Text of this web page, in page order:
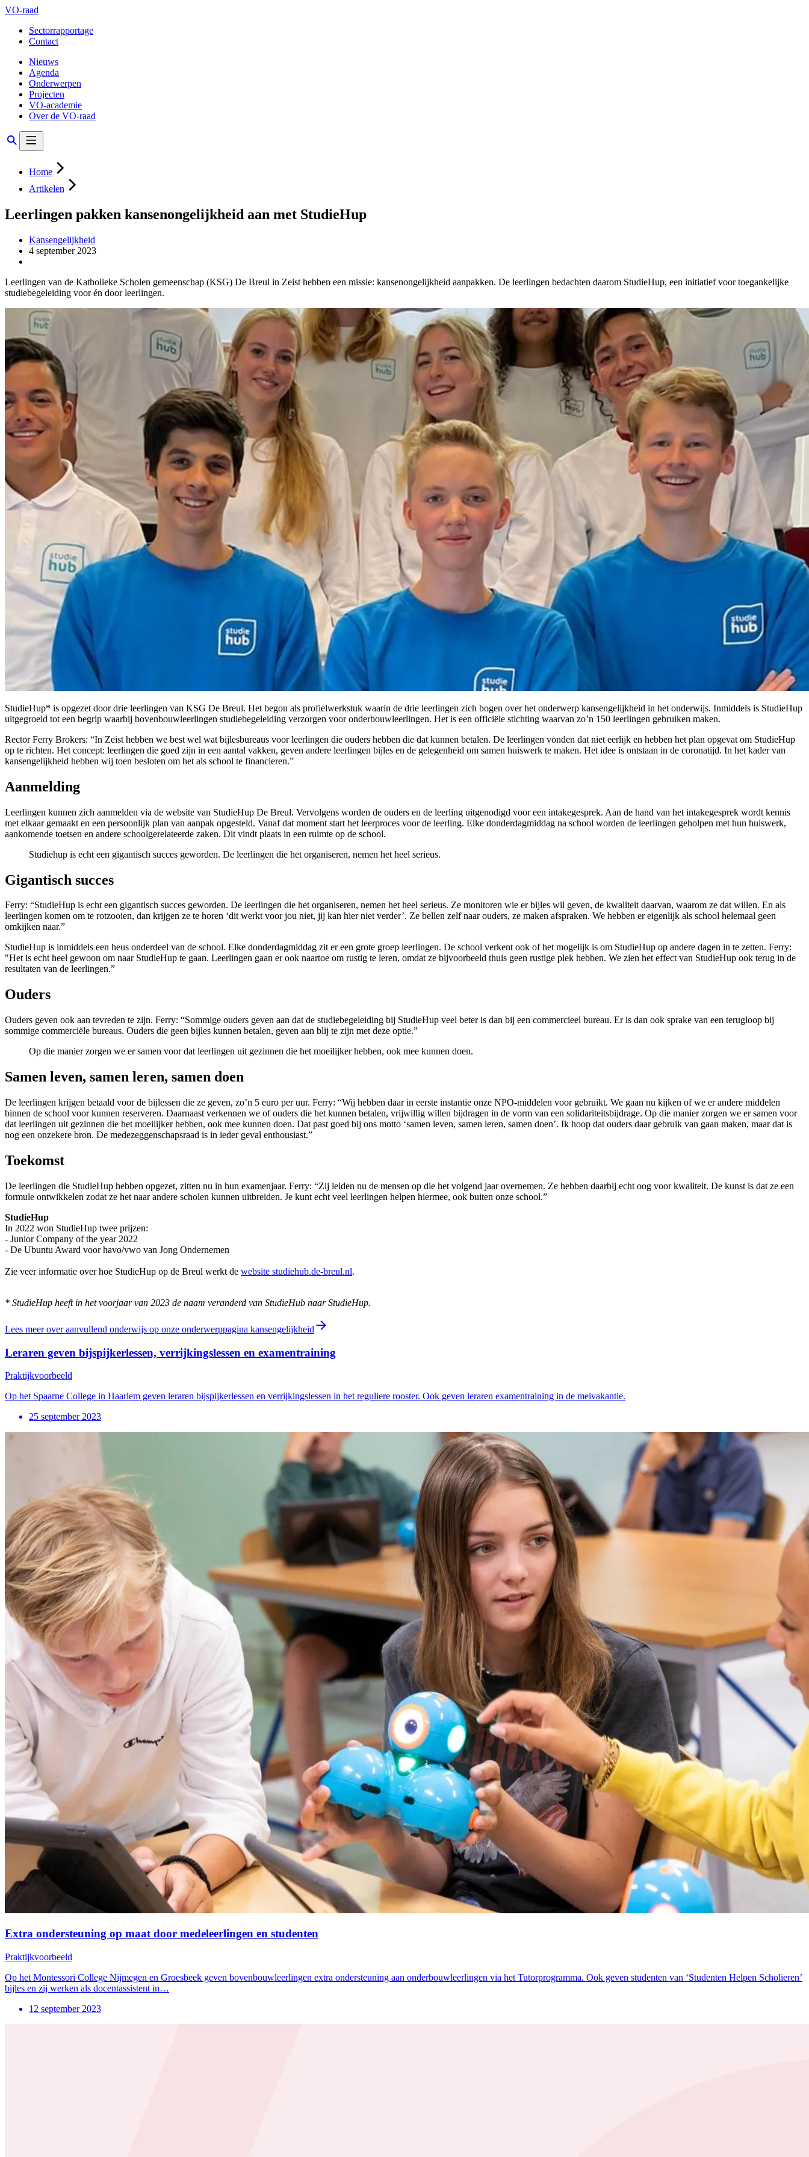
VO-raad
Sectorrapportage
Contact
Nieuws
Agenda
Onderwerpen
Projecten
VO-academie
Over de VO-raad
Home
Artikelen
Leerlingen pakken kansenongelijkheid aan met StudieHup
Kansengelijkheid
4 september 2023
Leerlingen van de Katholieke Scholen gemeenschap (KSG) De Breul in Zeist hebben een missie: kansenongelijkheid aanpakken. De leerlingen bedachten daarom StudieHup, een initiatief voor toegankelijke
studiebegeleiding voor én door leerlingen.
StudieHup* is opgezet door drie leerlingen van KSG De Breul. Het begon als profielwerkstuk waarin de drie leerlingen zich bogen over het onderwerp kansengelijkheid in het onderwijs. Inmiddels is StudieHup
uitgegroeid tot een begrip waarbij bovenbouwleerlingen studiebegeleiding verzorgen voor onderbouwleerlingen. Het is een officiële stichting waarvan zo’n 150 leerlingen gebruiken maken.
Rector Ferry Brokers: “In Zeist hebben we best wel wat bijlesbureaus voor leerlingen die ouders hebben die dat kunnen betalen. De leerlingen vonden dat niet eerlijk en hebben het plan opgevat om StudieHup
op te richten. Het concept: leerlingen die goed zijn in een aantal vakken, geven andere leerlingen bijles en de gelegenheid om samen huiswerk te maken. Het idee is ontstaan in de coronatijd. In het kader van
kansengelijkheid hebben wij toen besloten om het als school te financieren.”
Aanmelding
Leerlingen kunnen zich aanmelden via de website van StudieHup De Breul. Vervolgens worden de ouders en de leerling uitgenodigd voor een intakegesprek. Aan de hand van het intakegesprek wordt kennis
met elkaar gemaakt en een persoonlijk plan van aanpak opgesteld. Vanaf dat moment start het leerproces voor de leerling. Elke donderdagmiddag na school worden de leerlingen geholpen met hun huiswerk,
aankomende toetsen en andere schoolgerelateerde zaken. Dit vindt plaats in een ruimte op de school.
Studiehup is echt een gigantisch succes geworden. De leerlingen die het organiseren, nemen het heel serieus.
Gigantisch succes
Ferry: “StudieHup is echt een gigantisch succes geworden. De leerlingen die het organiseren, nemen het heel serieus. Ze monitoren wie er bijles wil geven, de kwaliteit daarvan, waarom ze dat willen. En als
leerlingen komen om te rotzooien, dan krijgen ze te horen ‘dit werkt voor jou niet, jij kan hier niet verder’. Ze bellen zelf naar ouders, ze maken afspraken. We hebben er eigenlijk als school helemaal geen
omkijken naar.”
StudieHup is inmiddels een heus onderdeel van de school. Elke donderdagmiddag zit er een grote groep leerlingen. De school verkent ook of het mogelijk is om StudieHup op andere dagen in te zetten. Ferry:
"Het is echt heel gewoon om naar StudieHup te gaan. Leerlingen gaan er ook naartoe om rustig te leren, omdat ze bijvoorbeeld thuis geen rustige plek hebben. We zien het effect van StudieHup ook terug in de
resultaten van de leerlingen.”
Ouders
Ouders geven ook aan tevreden te zijn. Ferry: “Sommige ouders geven aan dat de studiebegeleiding bij StudieHup veel beter is dan bij een commercieel bureau. Er is dan ook sprake van een terugloop bij
sommige commerciële bureaus. Ouders die geen bijles kunnen betalen, geven aan blij te zijn met deze optie.”
Op die manier zorgen we er samen voor dat leerlingen uit gezinnen die het moeilijker hebben, ook mee kunnen doen.
Samen leven, samen leren, samen doen
De leerlingen krijgen betaald voor de bijlessen die ze geven, zo’n 5 euro per uur. Ferry: “Wij hebben daar in eerste instantie onze NPO-middelen voor gebruikt. We gaan nu kijken of we er andere middelen
binnen de school voor kunnen reserveren. Daarnaast verkennen we of ouders die het kunnen betalen, vrijwillig willen bijdragen in de vorm van een solidariteitsbijdrage. Op die manier zorgen we er samen voor
dat leerlingen uit gezinnen die het moeilijker hebben, ook mee kunnen doen. Dat past goed bij ons motto ‘samen leven, samen leren, samen doen’. Ik hoop dat ouders daar gebruik van gaan maken, maar dat is
nog een onzekere bron. De medezeggenschapsraad is in ieder geval enthousiast.”
Toekomst
De leerlingen die StudieHup hebben opgezet, zitten nu in hun examenjaar. Ferry: “Zij leiden nu de mensen op die het volgend jaar overnemen. Ze hebben daarbij echt oog voor kwaliteit. De kunst is dat ze een
formule ontwikkelen zodat ze het naar andere scholen kunnen uitbreiden. Je kunt echt veel leerlingen helpen hiermee, ook buiten onze school.”
StudieHup
In 2022 won StudieHup twee prijzen:
- Junior Company of the year 2022
- De Ubuntu Award voor havo/vwo van Jong Ondernemen
Zie veer informatie over hoe StudieHup op de Breul werkt de website studiehub.de-breul.nl.
* StudieHup heeft in het voorjaar van 2023 de naam veranderd van StudieHub naar StudieHup.
Lees meer over aanvullend onderwijs op onze onderwerppagina kansengelijkheid
Leraren geven bijspijkerlessen, verrijkingslessen en examentraining
Praktijkvoorbeeld
Op het Spaarne College in Haarlem geven leraren bijspijkerlessen en verrijkingslessen in het reguliere rooster. Ook geven leraren examentraining in de meivakantie.
25 september 2023
Extra ondersteuning op maat door medeleerlingen en studenten
Praktijkvoorbeeld
Op het Montessori College Nijmegen en Groesbeek geven bovenbouwleerlingen extra ondersteuning aan onderbouwleerlingen via het Tutorprogramma. Ook geven studenten van ‘Studenten Helpen Scholieren’
bijles en zij werken als docentassistent in…
12 september 2023